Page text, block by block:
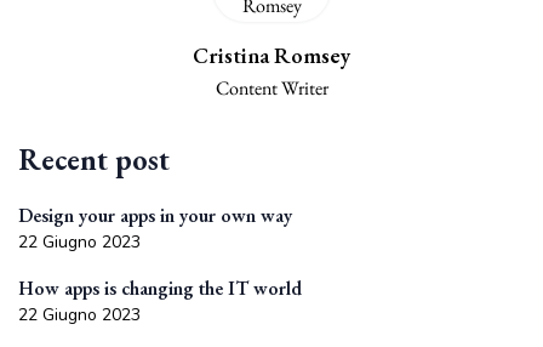
Cristina Romsey
Content Writer
Recent post
Design your apps in your own way
22 Giugno 2023
How apps is changing the IT world
22 Giugno 2023